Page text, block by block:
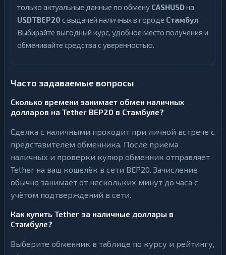
только актуальные данные по обмену CASHUSDна
USDTBEP20 с выдачей наличных в городе Стамбул.
Выбирайте выгодный курс, удобное место получения и
обменивайте средства с уверенностью.
Часто задаваемые вопросы
Сколько времени занимает обмен наличных
долларов на Tether BEP20 в Стамбуле?
Сделка с наличными проходит при личной встрече с
представителем обменника. После приёма
наличных и проверки купюр обменник отправляет
Tether на ваш кошелёк в сети BEP20. Зачисление
обычно занимает от нескольких минут до часа с
учётом подтверждений в сети.
Как купить Tether за наличные доллары в
Стамбуле?
Выберите обменник в таблице по курсу и рейтингу,